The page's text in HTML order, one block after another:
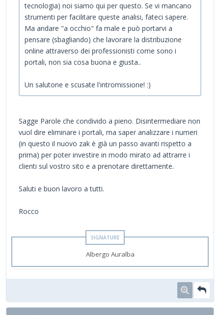
tecnologia) noi siamo qui per questo. Se vi mancano
strumenti per facilitare queste analisi, fateci sapere.
Ma andare "a occhio" fa male e può portarvi a
pensare (sbagliando) che lavorare la distribuzione
online attraverso dei professionisti come sono i
portali, non sia cosa buona e giusta..
Un salutone e scusate l'intromissione! :)
Sagge Parole che condivido a pieno. Disintermediare non
vuol dire eliminare i portali, ma saper analizzare i numeri
(in questo il nuovo zak è già un passo avanti rispetto a
prima) per poter investire in modo mirato ad attrarre i
clienti sul vostro sito e a prenotare direttamente.
Saluti e buon lavoro a tutti.
Rocco
Albergo Auralba